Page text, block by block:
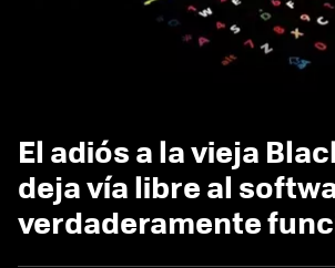
El adiós a la vieja
deja vía libre al
verdaderamente